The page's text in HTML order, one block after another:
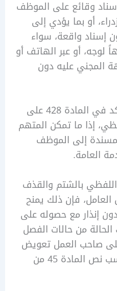
على الموظف
بما يؤدي إلى
سواء
عبر الهاتف أو
عليه دون
إلا أن المشرع الإماراتي أكد في المادة 428 على
ما تمكن المتهم
الموظف
بالشتم والقذف
ذلك يمنح
مع حصوله على
حالات الفصل
العمل تعويض
العامل بشأنها، وذلك بحسب نص المادة 45 من